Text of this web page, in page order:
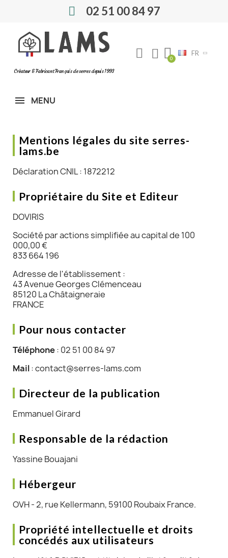
02 51 00 84 97
Créateur & Fabricant Français de serres depuis 1993
FR
MENU
Mentions légales du site serres-
lams.be
Déclaration CNIL : 1872212
Propriétaire du Site et Editeur
DOVIRIS
Société par actions simplifiée au capital de 100
000,00 €
833 664 196
Adresse de l'établissement :
43 Avenue Georges Clémenceau
85120 La Châtaigneraie
FRANCE
Pour nous contacter
Téléphone: 02 51 00 84 97
Mail: contact@serres-lams.com
Directeur de la publication
Emmanuel Girard
Responsable de la rédaction
Yassine Bouajani
Hébergeur
OVH - 2, rue Kellermann, 59100 Roubaix France.
Propriété intellectuelle et droits
concédés aux utilisateurs